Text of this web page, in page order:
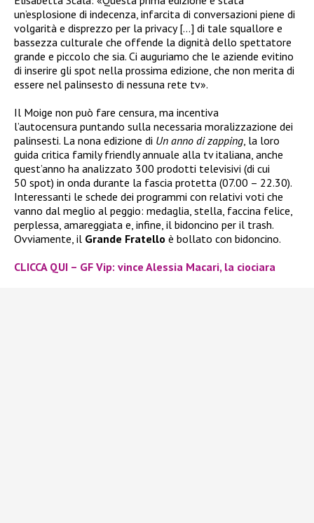
un’esplosione di indecenza, infarcita di conversazioni piene di
volgarità e disprezzo per la privacy […] di tale squallore e
bassezza culturale che offende la dignità dello spettatore
grande e piccolo che sia. Ci auguriamo che le aziende evitino
di inserire gli spot nella prossima edizione, che non merita di
essere nel palinsesto di nessuna rete tv».
Il Moige non può fare censura, ma incentiva
l’autocensura puntando sulla necessaria moralizzazione dei
palinsesti. La nona edizione di Un anno di zapping , la loro
guida critica family friendly annuale alla tv italiana, anche
quest’anno ha analizzato 300 prodotti televisivi (di cui
50 spot) in onda durante la fascia protetta (07.00 – 22.30).
Interessanti le schede dei programmi con relativi voti che
vanno dal meglio al peggio: medaglia, stella, faccina felice,
perplessa, amareggiata e, infine, il bidoncino per il trash.
Ovviamente, il Grande Fratello è bollato con bidoncino.
CLICCA QUI – GF Vip: vince Alessia Macari, la ciociara